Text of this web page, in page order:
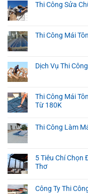
Thi Công Sửa
Thi Công Mái
Dịch Vụ Thi
Thi Công Mái
Từ 180K
Thi Công Làm
5 Tiêu Chí Chọn
Thơ
Công Ty Thi